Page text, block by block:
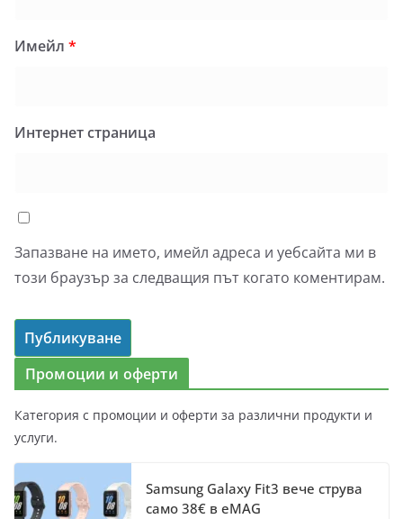
Имейл *
Интернет страница
Запазване на името, имейл адреса и уебсайта ми в
този браузър за следващия път когато коментирам.
Промоции и оферти
Категория с промоции и оферти за различни продукти и
услуги.
Samsung Galaxy Fit3 вече струва
само 38€ в eMAG